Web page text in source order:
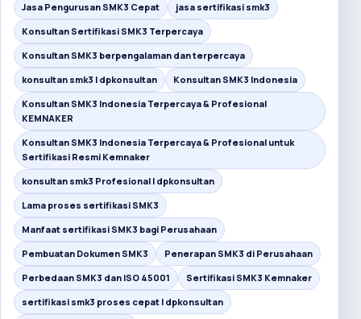
Jasa Pengurusan SMK3 Cepat
jasa sertifikasi smk3
Konsultan Sertifikasi SMK3 Terpercaya
Konsultan SMK3 berpengalaman dan terpercaya
konsultan smk3 I dpkonsultan
Konsultan SMK3 Indonesia
Konsultan SMK3 Indonesia Terpercaya & Profesional
KEMNAKER
Konsultan SMK3 Indonesia Terpercaya & Profesional untuk
Sertifikasi Resmi Kemnaker
konsultan smk3 Profesional I dpkonsultan
Lama proses sertifikasi SMK3
Manfaat sertifikasi SMK3 bagi Perusahaan
Pembuatan Dokumen SMK3
Penerapan SMK3 di Perusahaan
Perbedaan SMK3 dan ISO 45001
Sertifikasi SMK3 Kemnaker
sertifikasi smk3 proses cepat I dpkonsultan